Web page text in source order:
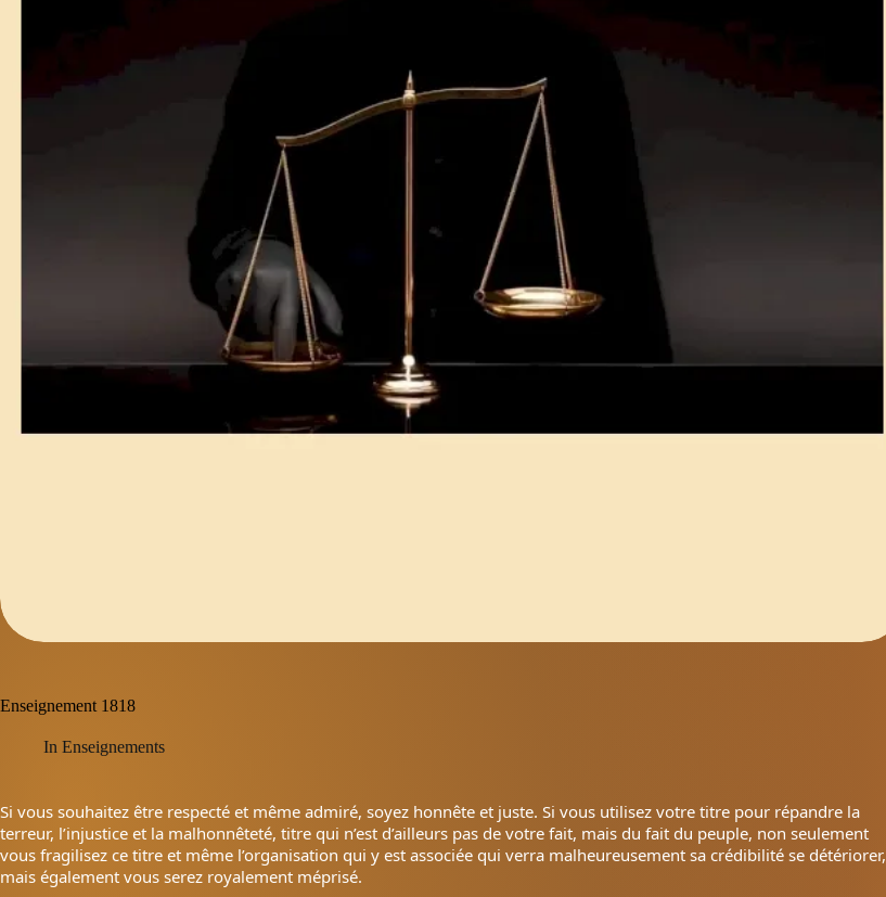
Enseignement 1818
In Enseignements
Si vous souhaitez être respecté et même admiré, soyez honnête et juste. Si vous utilisez votre titre pour répandre la
terreur, l’injustice et la malhonnêteté, titre qui n’est d’ailleurs pas de votre fait, mais du fait du peuple, non seulement
vous fragilisez ce titre et même l’organisation qui y est associée qui verra malheureusement sa crédibilité se détériorer,
mais également vous serez royalement méprisé.